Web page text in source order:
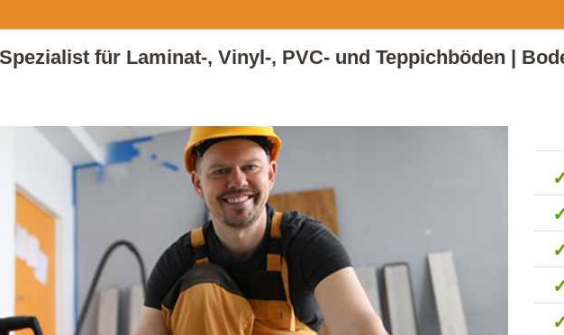
für Laminat-, Vinyl-, PVC- und Teppichböden |